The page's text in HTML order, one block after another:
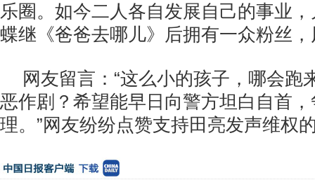
乐圈。如今二人各自发展自己的事业
蝶继《爸爸去哪儿》后拥有一众粉丝
网友留言：“这么小的孩子，哪会跑
恶作剧？希望能早日向警方坦白自首
理。”网友纷纷点赞支持田亮发声维权